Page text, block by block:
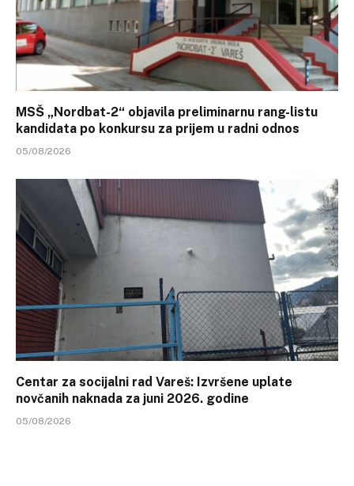
MSŠ „Nordbat-2“ objavila preliminarnu rang-listu
kandidata po konkursu za prijem u radni odnos
05/08/2026
Centar za socijalni rad Vareš: Izvršene uplate
novčanih naknada za juni 2026. godine
05/08/2026